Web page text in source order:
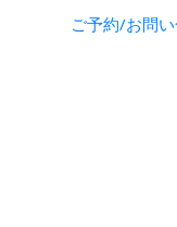
ご予約/お問